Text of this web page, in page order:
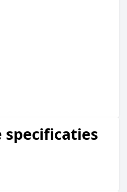
specificaties